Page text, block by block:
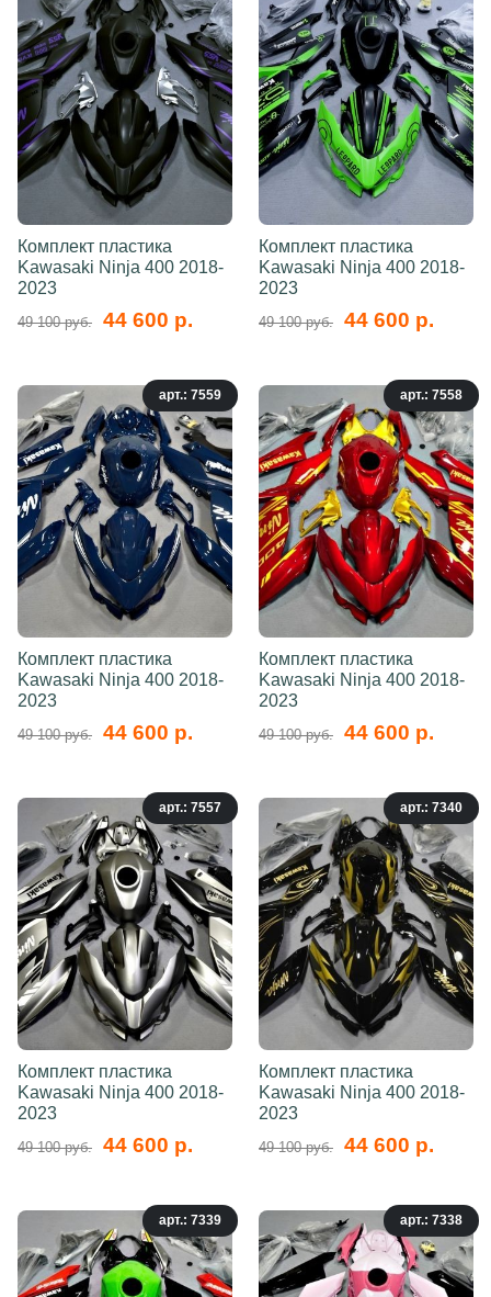
Комплект пластика
Kawasaki Ninja 400 2018-
2023
49 100 руб. 44 600 р.
Комплект пластика
Kawasaki Ninja 400 2018-
2023
49 100 руб. 44 600 р.
арт.: 7559
Комплект пластика
Kawasaki Ninja 400 2018-
2023
49 100 руб. 44 600 р.
арт.: 7558
Комплект пластика
Kawasaki Ninja 400 2018-
2023
49 100 руб. 44 600 р.
арт.: 7557
Комплект пластика
Kawasaki Ninja 400 2018-
2023
49 100 руб. 44 600 р.
арт.: 7340
Комплект пластика
Kawasaki Ninja 400 2018-
2023
49 100 руб. 44 600 р.
арт.: 7339 арт.: 7338